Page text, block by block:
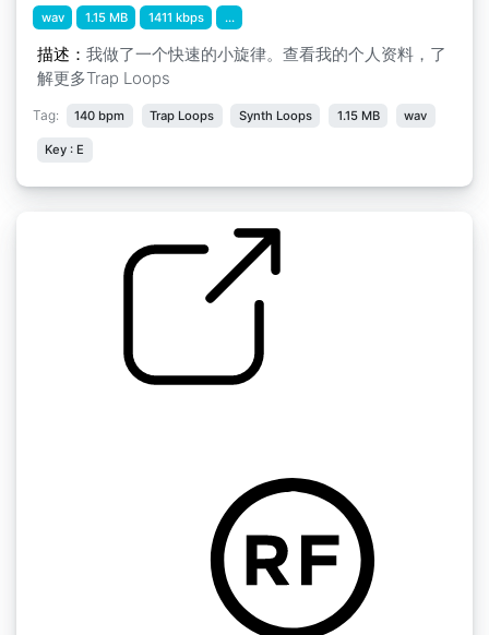
wav 1.15 MB 1411 kbps ...
描述： 我做了一个快速的小旋律。查看我的个人资料，了
解更多Trap Loops
Tag: 140 bpm Trap Loops Synth Loops 1.15 MB wav
Key : E